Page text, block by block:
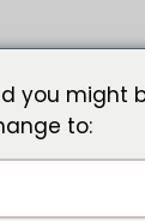
you might
to: